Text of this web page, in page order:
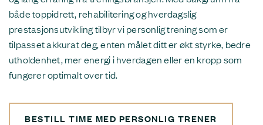
både toppidrett, rehabilitering og hverdagslig
prestasjonsutvikling tilbyr vi personlig trening som er
tilpasset akkurat deg, enten målet ditt er økt styrke, bedre
utholdenhet, mer energi i hverdagen eller en kropp som
fungerer optimalt over tid.
BESTILL TIME MED PERSONLIG TRENER